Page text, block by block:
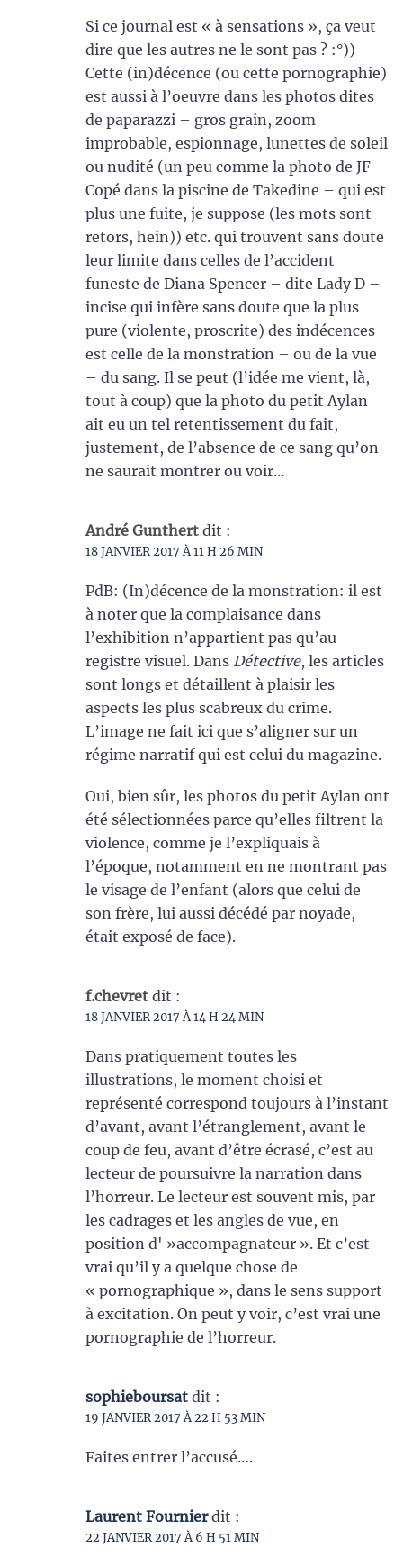
Si ce journal est « à sensations », ça veut
dire que les autres ne le sont pas ? :°))
Cette (in)décence (ou cette pornographie)
est aussi à l’oeuvre dans les photos dites
de paparazzi – gros grain, zoom
improbable, espionnage, lunettes de soleil
ou nudité (un peu comme la photo de JF
Copé dans la piscine de Takedine – qui est
plus une fuite, je suppose (les mots sont
retors, hein)) etc. qui trouvent sans doute
leur limite dans celles de l’accident
funeste de Diana Spencer – dite Lady D –
incise qui infère sans doute que la plus
pure (violente, proscrite) des indécences
est celle de la monstration – ou de la vue
– du sang. Il se peut (l’idée me vient, là,
tout à coup) que la photo du petit Aylan
ait eu un tel retentissement du fait,
justement, de l’absence de ce sang qu’on
ne saurait montrer ou voir…
André Gunthert dit :
18 JANVIER 2017 À 11 H 26 MIN
PdB: (In)décence de la monstration: il est
à noter que la complaisance dans
l’exhibition n’appartient pas qu’au
registre visuel. Dans Détective, les articles
sont longs et détaillent à plaisir les
aspects les plus scabreux du crime.
L’image ne fait ici que s’aligner sur un
régime narratif qui est celui du magazine.
Oui, bien sûr, les photos du petit Aylan ont
été sélectionnées parce qu’elles filtrent la
violence, comme je l’expliquais à
l’époque, notamment en ne montrant pas
le visage de l’enfant (alors que celui de
son frère, lui aussi décédé par noyade,
était exposé de face).
f.chevret dit :
18 JANVIER 2017 À 14 H 24 MIN
Dans pratiquement toutes les
illustrations, le moment choisi et
représenté correspond toujours à l’instant
d’avant, avant l’étranglement, avant le
coup de feu, avant d’être écrasé, c’est au
lecteur de poursuivre la narration dans
l’horreur. Le lecteur est souvent mis, par
les cadrages et les angles de vue, en
position d' »accompagnateur ». Et c’est
vrai qu’il y a quelque chose de
« pornographique », dans le sens support
à excitation. On peut y voir, c’est vrai une
pornographie de l’horreur.
sophieboursat dit :
19 JANVIER 2017 À 22 H 53 MIN
Faites entrer l’accusé….
Laurent Fournier dit :
22 JANVIER 2017 À 6 H 51 MIN